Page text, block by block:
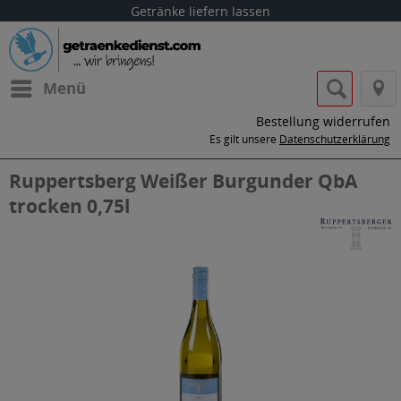
Getränke liefern lassen
Menü
Bestellung widerrufen
Es gilt unsere Datenschutzerklärung
Ruppertsberg Weißer Burgunder QbA
trocken 0,75l